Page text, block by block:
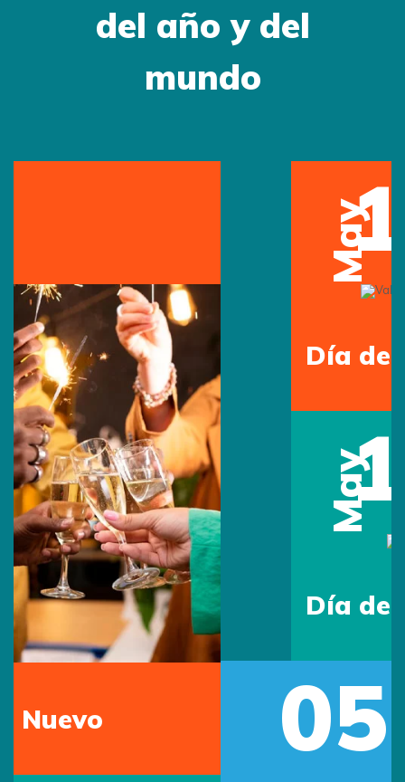
del año y del
mundo
Día de la Madre
May15
Día del Maestro
05
Previous